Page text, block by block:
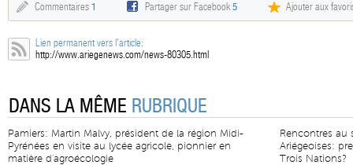
Commentaires 1 Partager sur Facebook5 Ajouter aux
Lien permanent vers l'article:
http://www.ariegenews.com/news-80305.html
DANS LA MÊME RUBRIQUE
Pamiers: Martin Malvy, président de la région Midi-
Pyrénées en visite au lycée agricole, pionnier en
matière d'agroécologie
Rencontres au
Ariégeoises:
Trois Nations?